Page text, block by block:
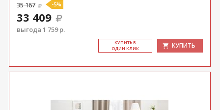
35 167 -5%
33 409
выгода 1 759 р.
КУ­ПИТЬ В
ОДИН КЛИК
КУПИТЬ